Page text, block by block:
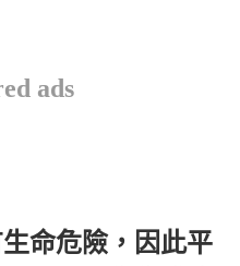
ads
命危險，因此平